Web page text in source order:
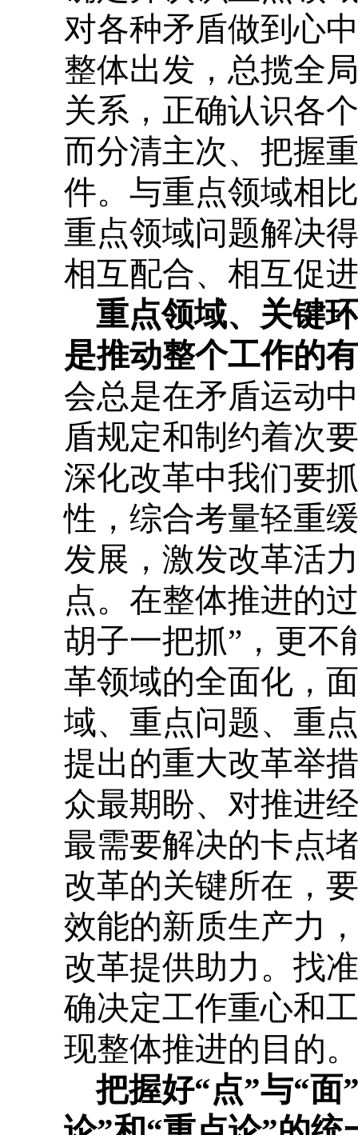
对各种矛盾做到心
整体出发，总揽全
关系，正确认识各
而分清主次、把握
件。与重点领域相
重点领域问题解决
相互配合、相互促
重点领域、关键
是推动整个工作的
会总是在矛盾运动
盾规定和制约着次
深化改革中我们要
性，综合考量轻重
发展，激发改革活
点。在整体推进的
胡子一把抓”，更不
革领域的全面化，
域、重点问题、重
提出的重大改革举
众最期盼、对推进
最需要解决的卡点
改革的关键所在，
效能的新质生产力
改革提供助力。找
确决定工作重心和
现整体推进的目的。
把握好“点”与“面